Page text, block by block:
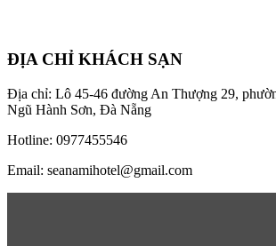
ĐỊA CHỈ KHÁCH SẠN
Địa chỉ: Lô 45-46 đường An Thượng 29,
Ngũ Hành Sơn, Đà Nẵng
Hotline: 0977455546
Email: seanamihotel@gmail.com